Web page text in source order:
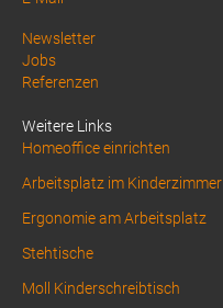
Above
Footer
Newsletter
Jobs
Referenzen
Weitere Links
Homeoffice einrichten
Arbeitsplatz im Kinderzimmer
Ergonomie am Arbeitsplatz
Stehtische
Moll Kinderschreibtisch